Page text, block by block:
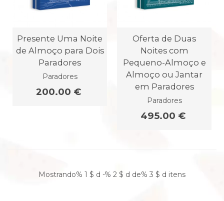
Presente Uma Noite
de Almoço para Dois
Paradores
Paradores
200.00 €
Oferta de Duas
Noites com
Pequeno-Almoço e
Almoço ou Jantar
em Paradores
Paradores
495.00 €
Mostrando% 1 $ d -% 2 $ d de% 3 $ d itens